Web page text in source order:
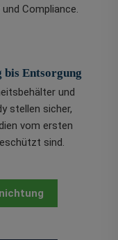
Compliance.
bis Entsorgung
und
stellen sicher,
vom ersten
sind.